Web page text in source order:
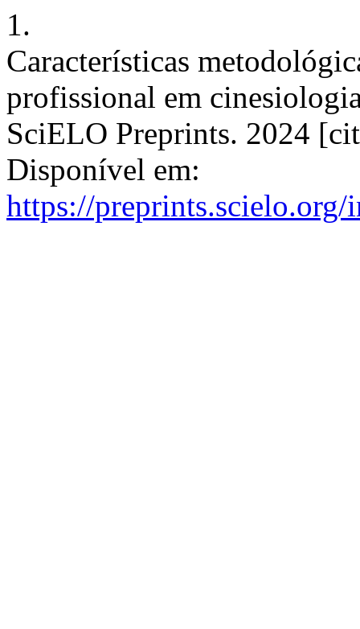
1.
Características
profissional em
SciELO Preprints. 2024
Disponível em:
https://